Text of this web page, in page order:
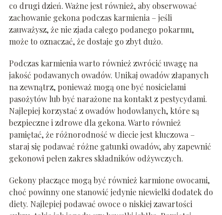
co drugi dzień. Ważne jest również, aby obserwować
zachowanie gekona podczas karmienia – jeśli
zauważysz, że nie zjada całego podanego pokarmu,
może to oznaczać, że dostaje go zbyt dużo.
Podczas karmienia warto również zwrócić uwagę na
jakość podawanych owadów. Unikaj owadów złapanych
na zewnątrz, ponieważ mogą one być nosicielami
pasożytów lub być narażone na kontakt z pestycydami.
Najlepiej korzystać z owadów hodowlanych, które są
bezpieczne i zdrowe dla gekona. Warto również
pamiętać, że różnorodność w diecie jest kluczowa –
staraj się podawać różne gatunki owadów, aby zapewnić
gekonowi pełen zakres składników odżywczych.
Gekony płaczące mogą być również karmione owocami,
choć powinny one stanowić jedynie niewielki dodatek do
diety. Najlepiej podawać owoce o niskiej zawartości